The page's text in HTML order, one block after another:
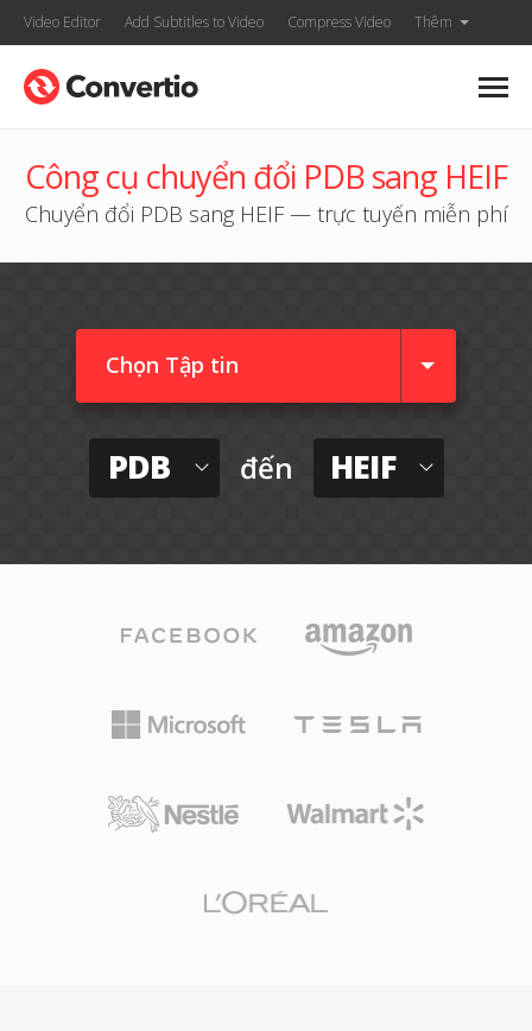
Video Editor Add Subtitles to Video Compress Video Thêm
Công cụ chuyển đổi PDB sang HEIF
Chuyển đổi PDB sang HEIF — trực tuyến miễn phí
Chọn Tập tin
PDB đến HEIF